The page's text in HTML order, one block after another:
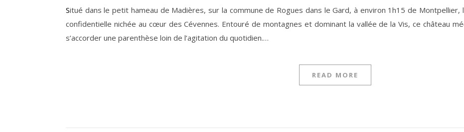
Situé dans le petit hameau de Madières, sur la commune de Rogues dans le Gard, à environ 1h15 de Montpellier, le Château de Madières est une adresse
confidentielle nichée au cœur des Cévennes. Entouré de montagnes et dominant la vallée de la Vis, ce château
s’accorder une parenthèse loin de l’agitation du quotidien.…
READ MORE